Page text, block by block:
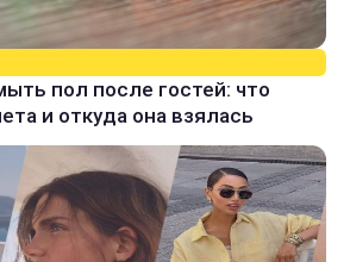
пол после гостей: что
и откуда она взялась